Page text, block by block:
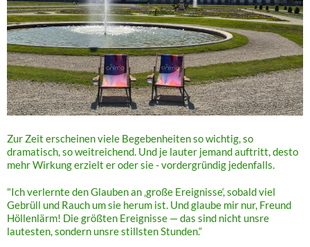
Zur Zeit erscheinen viele Begebenheiten so wichtig, so
dramatisch, so weitreichend. Und je lauter jemand auftritt, desto
mehr Wirkung erzielt er oder sie - vordergründig jedenfalls.
"Ich verlernte den Glauben an ‚große Ereignisse‘, sobald viel
Gebrüll und Rauch um sie herum ist. Und glaube mir nur, Freund
Höllenlärm! Die größten Ereignisse — das sind nicht unsre
lautesten, sondern unsre stillsten Stunden.“